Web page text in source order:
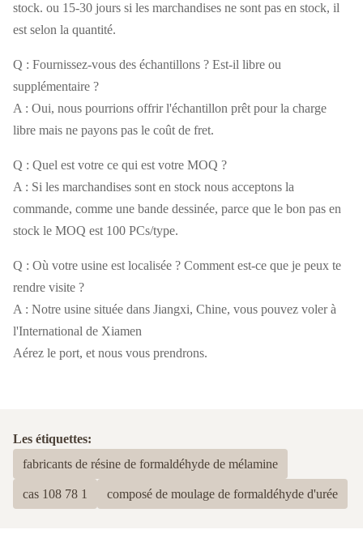
stock. ou 15-30 jours si les marchandises ne sont pas en stock, il
est selon la quantité.
Q : Fournissez-vous des échantillons ? Est-il libre ou
supplémentaire ?
A : Oui, nous pourrions offrir l'échantillon prêt pour la charge
libre mais ne payons pas le coût de fret.
Q : Quel est votre ce qui est votre MOQ ?
A : Si les marchandises sont en stock nous acceptons la
commande, comme une bande dessinée, parce que le bon pas en
stock le MOQ est 100 PCs/type.
Q : Où votre usine est localisée ? Comment est-ce que je peux te
rendre visite ?
A : Notre usine située dans Jiangxi, Chine, vous pouvez voler à
l'International de Xiamen
Aérez le port, et nous vous prendrons.
Les étiquettes:
fabricants de résine de formaldéhyde de mélamine
cas 108 78 1 composé de moulage de formaldéhyde d'urée